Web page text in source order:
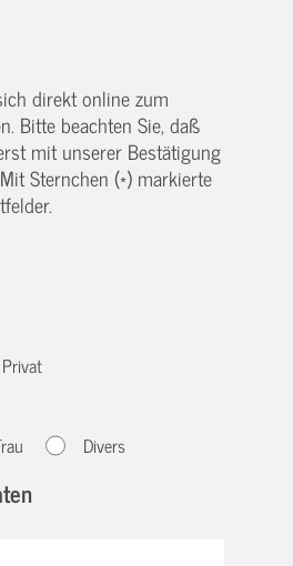
direkt online zum
Bitte beachten Sie, daß
mit unserer Bestätigung
Sternchen (*) markierte
Privat
Divers